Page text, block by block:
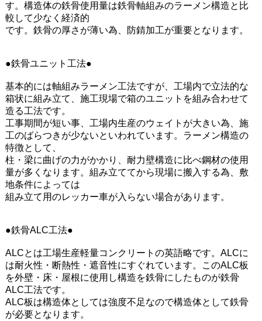
す。構造体の鉄骨使用量は鉄骨軸組みのラーメン構造と比
較して少なく経済的
です。鉄骨の厚さが薄い為、防錆加工が重要となります。
●鉄骨ユニット工法●
基本的には軸組みラーメン工法ですが、工場内で立法的な
箱状に組み立て、施工現場で箱のユニットを組み合わせて
造る工法です。
工事期間が短い事、工場内生産のウェイトが大きい為、施
工のばらつきが少ないといわれています。ラーメン構造の
特徴として、
柱・梁に曲げの力がかかり、耐力壁構造に比べ鋼材の使用
量が多くなります。組み立ててから現場に搬入する為、敷
地条件によっては
組み立て用のレッカー車が入らない場合があります。
●鉄骨ALC工法●
ALCとは工場生産軽量コンクリートの英語略です。ALCに
は耐火性・断熱性・遮音性にすぐれています。このALC板
を外壁・床・屋根に使用し構造を鉄骨にしたものが鉄骨
ALC工法です。
ALC板は構造体としては強度不足なので構造体として鉄骨
が必要となります。